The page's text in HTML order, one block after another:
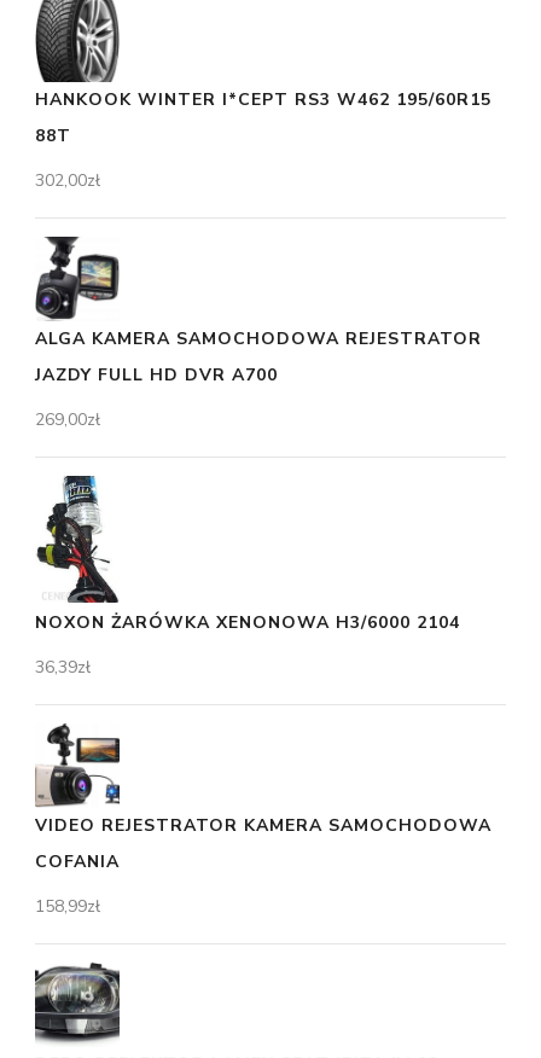
HANKOOK WINTER I*CEPT RS3 W462 195/60R15
88T
302,00zł
ALGA KAMERA SAMOCHODOWA REJESTRATOR
JAZDY FULL HD DVR A700
269,00zł
NOXON ŻARÓWKA XENONOWA H3/6000 2104
36,39zł
VIDEO REJESTRATOR KAMERA SAMOCHODOWA
COFANIA
158,99zł